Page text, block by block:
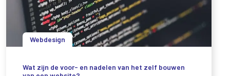
Webdesign
Wat zijn de voor- en nadelen van het zelf bouwen